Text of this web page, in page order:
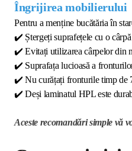
Îngrijirea mobilierului
Pentru a menține bucătăria în
✔️ Ștergeți suprafețele cu o
✔️ Evitați utilizarea cârpelor din
✔️ Suprafața lucioasă a
✔️ Nu curățați fronturile timp de
✔️ Deși laminatul HPL este
Aceste recomandări simple vă